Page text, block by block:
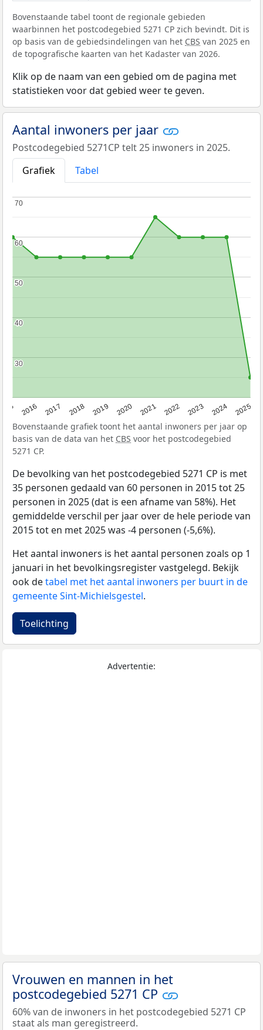
Bovenstaande tabel toont de regionale gebieden
waarbinnen het postcodegebied 5271 CP zich bevindt. Dit is
op basis van de gebiedsindelingen van het CBS van 2025 en
de topografische kaarten van het Kadaster van 2026.
Klik op de naam van een gebied om de pagina met
statistieken voor dat gebied weer te geven.
Aantal inwoners per jaar
Postcodegebied 5271CP telt 25 inwoners in 2025.
Grafiek
Tabel
2016 2017 2018 2019 2020 2021 2022 2023 2024 2025
30
30
40
40
50
50
60
60
70
70
Bovenstaande grafiek toont het aantal inwoners per jaar op
basis van de data van het CBS voor het postcodegebied
5271 CP.
De bevolking van het postcodegebied 5271 CP is met
35 personen gedaald van 60 personen in 2015 tot 25
personen in 2025 (dat is een afname van 58%). Het
gemiddelde verschil per jaar over de hele periode van
2015 tot en met 2025 was -4 personen (-5,6%).
Het aantal inwoners is het aantal personen zoals op 1
januari in het bevolkingsregister vastgelegd. Bekijk
ook detabel met het aantal inwoners per buurt in de
gemeente Sint-Michielsgestel.
Toelichting
Advertentie:
Vrouwen en mannen in het
postcodegebied 5271 CP
60% van de inwoners in het postcodegebied 5271 CP
staat als man geregistreerd.